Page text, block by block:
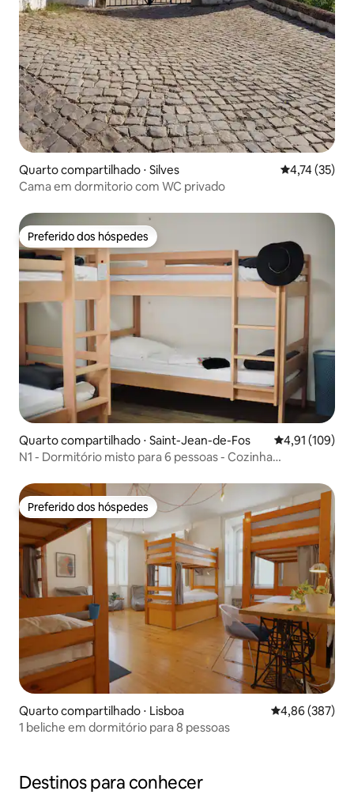
Quarto compartilhado ⋅ Silves 4,74 de uma
4,74 (35)
Cama em dormitorio com WC privado
Preferido dos hóspedes
Preferido dos hóspedes
Quarto compartilhado ⋅ Saint-Jean-de-Fos 4,91 de uma
4,91 (109)
N1 - Dormitório misto para 6 pessoas - Cozinha
Preferido dos hóspedes
Preferido dos hóspedes
Quarto compartilhado ⋅ Lisboa 4,86 de uma
4,86 (387)
1 beliche em dormitório para 8 pessoas
Destinos para conhecer